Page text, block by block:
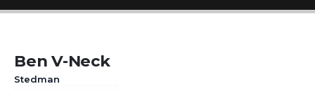
Ben V-Neck
Stedman